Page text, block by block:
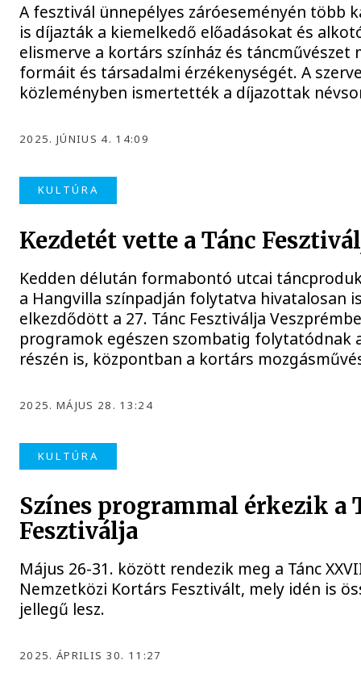
A fesztivál ünnepélyes záróeseményén több
is díjazták a kiemelkedő előadásokat és
elismerve a kortárs színház és táncművészet
formáit és társadalmi érzékenységét. A
közleményben ismertették a díjazottak
2025. JÚNIUS 4. 14:09
KULTÚRA
Kezdetét vette a Tánc
Kedden délután formabontó utcai
a Hangvilla színpadján folytatva hivatalosan
elkezdődött a 27. Tánc Fesztiválja
programok egészen szombatig folytatódnak
részén is, központban a kortárs
2025. MÁJUS 28. 13:24
KULTÚRA
Színes programmal érkezik a
Fesztiválja
Május 26-31. között rendezik meg a Tánc
Nemzetközi Kortárs Fesztivált, mely idén is
jellegű lesz.
2025. ÁPRILIS 30. 11:27